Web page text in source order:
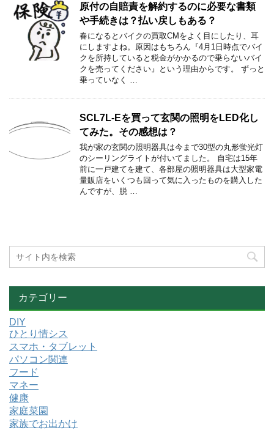
原付の自賠責を解約するのに必要な書類
や手続きは？払い戻しもある？
春になるとバイクの買取CMをよく目にしたり、耳
にしますよね。原因はもちろん『4月1日時点でバイ
クを所持していると税金がかかるので乗らないバイ
クを売ってください』という理由からです。 ずっと
乗っていなく …
SCL7L-Eを買って玄関の照明をLED化し
てみた。その感想は？
我が家の玄関の照明器具は今まで30型の丸形蛍光灯
のシーリングライトが付いてました。 自宅は15年
前に一戸建てを建て、各部屋の照明器具は大型家電
量販店をいくつも回って気に入ったものを購入した
んですが、脱 …
カテゴリー
DIY
ひとり情シス
スマホ・タブレット
パソコン関連
フード
マネー
健康
家庭菜園
家族でお出かけ